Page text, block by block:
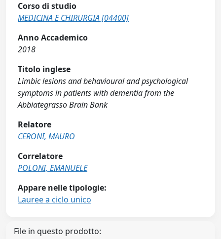
Corso di studio
MEDICINA E CHIRURGIA [04400]
Anno Accademico
2018
Titolo inglese
Limbic lesions and behavioural and psychological
symptoms in patients with dementia from the
Abbiategrasso Brain Bank
Relatore
CERONI, MAURO
Correlatore
POLONI, EMANUELE
Appare nelle tipologie:
Lauree a ciclo unico
File in questo prodotto: